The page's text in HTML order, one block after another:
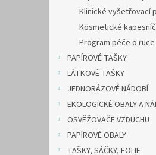
Klinické vyšetřovací
Kosmetické
Program péče o ruce
PAPÍROVÉ TAŠKY
LÁTKOVÉ TAŠKY
JEDNORÁZOVÉ NÁDOBÍ
EKOLOGICKÉ OBALY A
OSVĚŽOVAČE VZDUCHU
PAPÍROVÉ OBALY
TAŠKY, SÁČKY, FOLIE